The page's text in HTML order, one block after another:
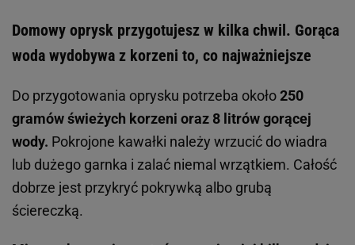
Domowy oprysk przygotujesz w kilka chwil. Gorąca
woda wydobywa z korzeni to, co najważniejsze
Do przygotowania oprysku potrzeba około250
gramów świeżych korzeni oraz 8 litrów gorącej
wody. Pokrojone kawałki należy wrzucić do wiadra
lub dużego garnka i zalać niemal wrzątkiem. Całość
dobrze jest przykryć pokrywką albo grubą
ściereczką.